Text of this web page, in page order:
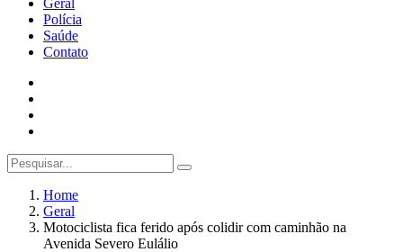
Geral
Polícia
Saúde
Contato
Home
Geral
Motociclista fica ferido após colidir com caminhão na
Avenida Severo Eulálio